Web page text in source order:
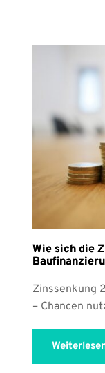
Wie sich die
Zinssenkung
– Chancen